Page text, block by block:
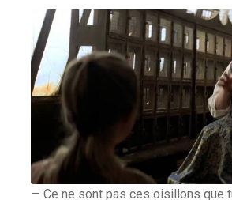
— Ce ne sont pas ces oisillons que